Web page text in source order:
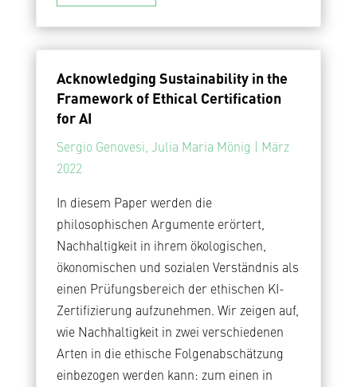
Acknowledging Sustainability in the
Framework of Ethical Certification
for AI
Sergio Genovesi, Julia Maria Mönig | März
2022
In diesem Paper werden die
philosophischen Argumente erörtert,
Nachhaltigkeit in ihrem ökologischen,
ökonomischen und sozialen Verständnis als
einen Prüfungsbereich der ethischen KI-
Zertifizierung aufzunehmen. Wir zeigen auf,
wie Nachhaltigkeit in zwei verschiedenen
Arten in die ethische Folgenabschätzung
einbezogen werden kann: zum einen in